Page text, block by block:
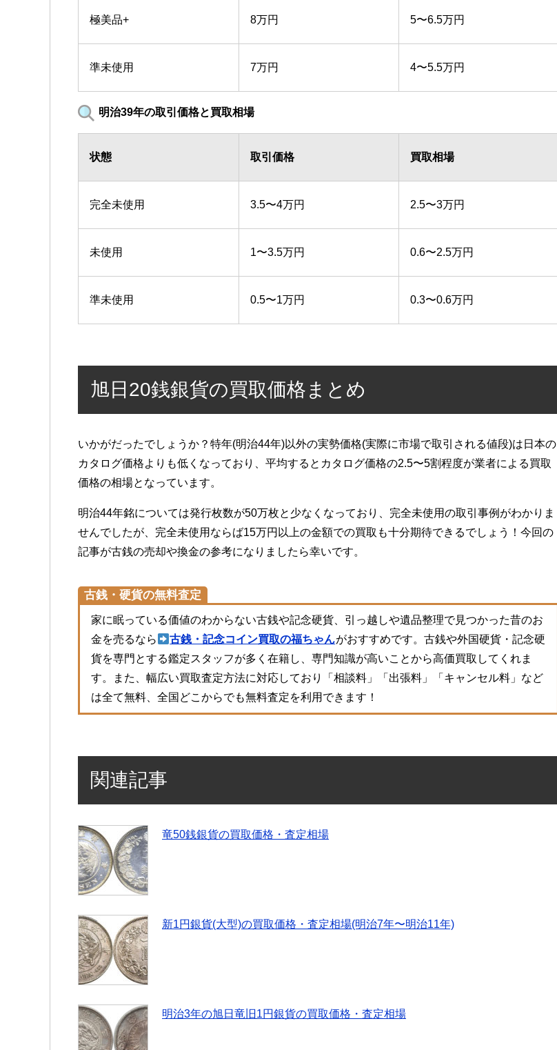
極美品+ 8万円 5〜6.5万円
準未使用 7万円 4〜5.5万円
明治39年の取引価格と買取相場
状態 取引価格 買取相場
完全未使用 3.5〜4万円 2.5〜3万円
未使用 1〜3.5万円 0.6〜2.5万円
準未使用 0.5〜1万円 0.3〜0.6万円
旭日20銭銀貨の買取価格まとめ
いかがだったでしょうか？特年(明治44年)以外の実勢価格(実際に市場で取引される値段)は日本の
カタログ価格よりも低くなっており、平均するとカタログ価格の2.5〜5割程度が業者による買取
価格の相場となっています。
明治44年銘については発行枚数が50万枚と少なくなっており、完全未使用の取引事例がわかりま
せんでしたが、完全未使用ならば15万円以上の金額での買取も十分期待できるでしょう！今回の
記事が古銭の売却や換金の参考になりましたら幸いです。
古銭・硬貨の無料査定
家に眠っている価値のわからない古銭や記念硬貨、引っ越しや遺品整理で見つかった昔のお
金を売るなら
古銭・記念コイン買取の福ちゃんがおすすめです。古銭や外国硬貨・記念硬
貨を専門とする鑑定スタッフが多く在籍し、専門知識が高いことから高価買取してくれま
す。また、幅広い買取査定方法に対応しており「相談料」「出張料」「キャンセル料」など
は全て無料、全国どこからでも無料査定を利用できます！
関連記事
竜50銭銀貨の買取価格・査定相場
新1円銀貨(大型)の買取価格・査定相場(明治7年〜明治11年)
明治3年の旭日竜旧1円銀貨の買取価格・査定相場